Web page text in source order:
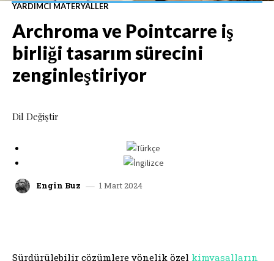
YARDIMCI MATERYALLER
Archroma ve Pointcarre iş
birliği tasarım sürecini
zenginleştiriyor
Dil Değiştir
Engin Buz 1 Mart 2024
Sürdürülebilir çözümlere yönelik özel kimyasalların